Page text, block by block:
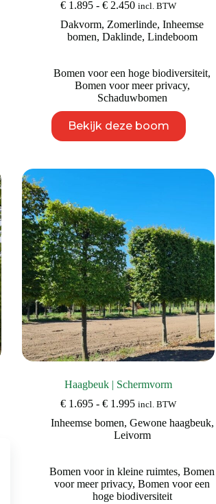
€ 1.895 - € 2.450Prijsklasse:
tot
€ 2.450
incl. BTW
Dakvorm, Zomerlinde,Inheemse
bomen, Daklinde, Lindeboom
Bomen voor een hoge biodiversiteit,
Bomen voor meer privacy,
Schaduwbomen
Bekijk deze boom
product
heeft
worden
op
de
productpagina
Haagbeuk | Schermvorm
€ 1.695 - € 1.995Prijsklasse:
tot
€ 1.995
incl. BTW
Inheemse bomen, Gewone haagbeuk,
Leivorm
Bomen voor in kleine ruimtes,Bomen
voor meer privacy,Bomen voor een
hoge biodiversiteit